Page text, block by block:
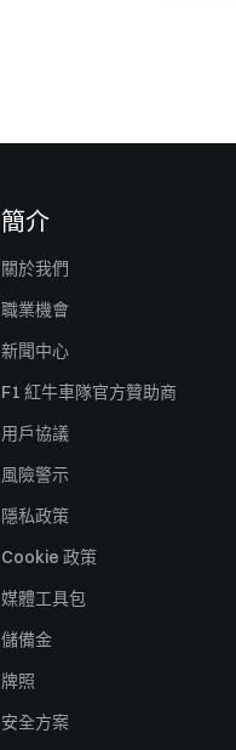
簡介
關於我們
職業機會
新聞中心
F1 紅牛車隊官方贊助商
用戶協議
風險警示
隱私政策
Cookie 政策
媒體工具包
儲備金
牌照
安全方案